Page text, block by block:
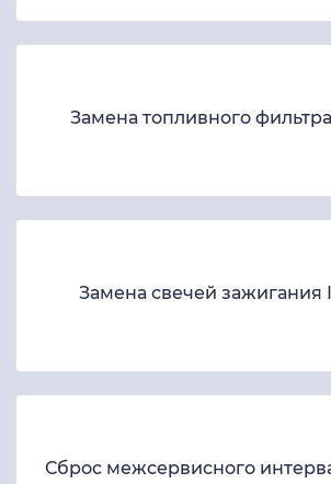
Замена топливного
Замена свечей зажигания
Сброс межсервисного